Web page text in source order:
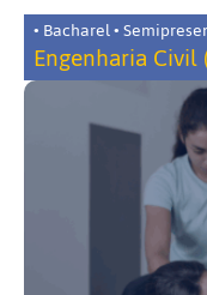
• Bacharel •
Engenharia